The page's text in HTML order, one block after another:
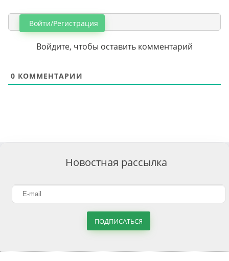
Войти/Регистрация
Войдите, чтобы оставить комментарий
0 КОММЕНТАРИИ
Новостная рассылка
ПОДПИСАТЬСЯ